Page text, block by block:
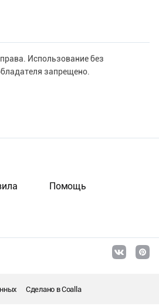
Использование без
запрещено.
Помощь
Сделано вCoalla